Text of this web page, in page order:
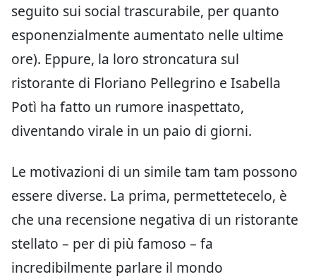
seguito sui social trascurabile, per quanto
esponenzialmente aumentato nelle ultime
ore). Eppure, la loro stroncatura sul
ristorante di Floriano Pellegrino e Isabella
Potì ha fatto un rumore inaspettato,
diventando virale in un paio di giorni.
Le motivazioni di un simile tam tam possono
essere diverse. La prima, permettetecelo, è
che una recensione negativa di un ristorante
stellato – per di più famoso – fa
incredibilmente parlare il mondo